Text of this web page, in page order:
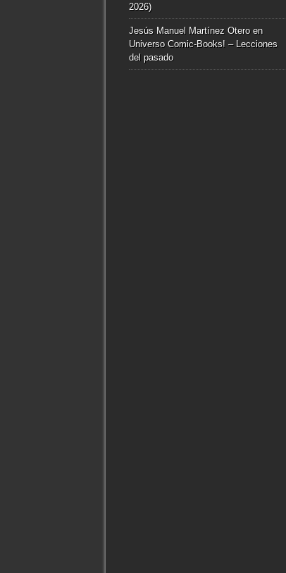
2026)
Jesús Manuel Martínez Oteroen
Universo Comic-Books! – Lecciones
del pasado